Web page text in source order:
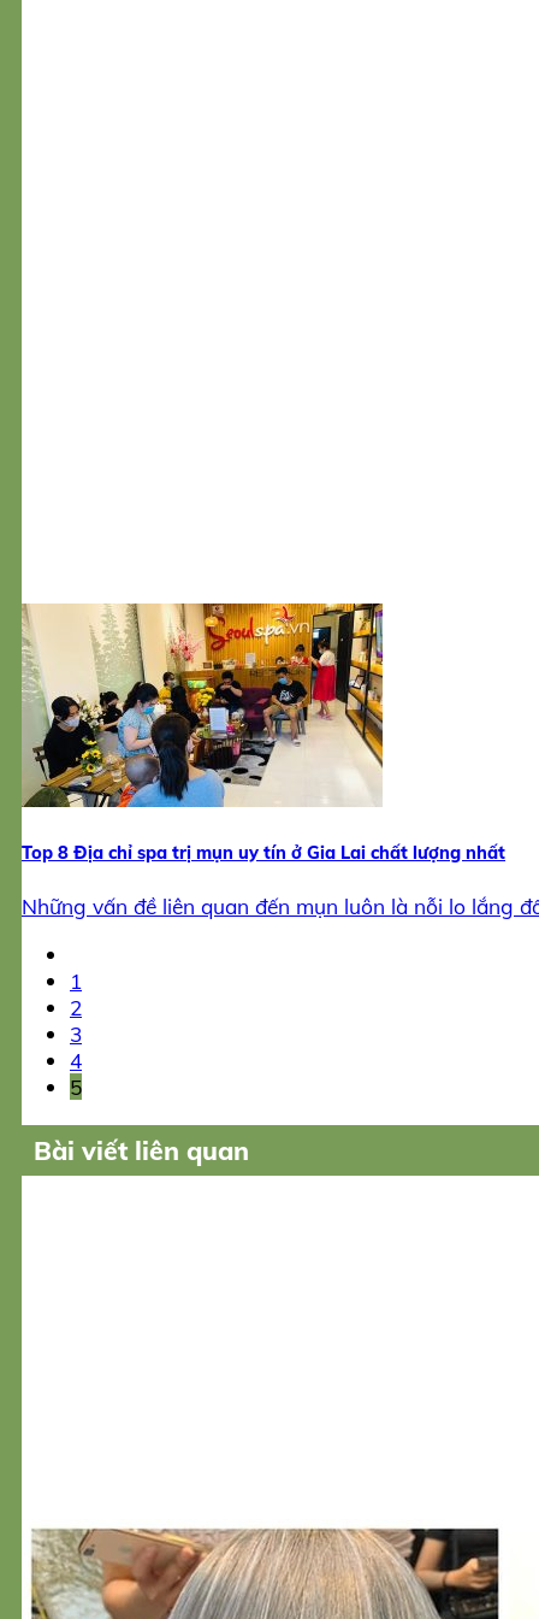
Top 8 Địa chỉ spa trị mụn uy tín ở Gia Lai chất lượng nhất
Những vấn đề liên quan đến mụn luôn là nỗi lo lắng
1
2
3
4
5
Bài viết liên quan